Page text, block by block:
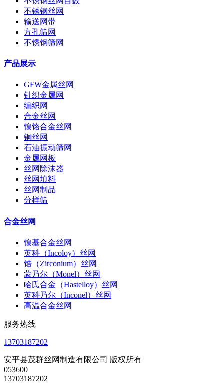
不锈钢丝网
输送网带
方孔筛网
不锈钢筛网
产品展示
GFW金属丝网
针织金属网
编织网
合金丝网
镍铬合金丝网
铜丝网
石油振动筛网
金属网板
丝网除沫器
丝网填料
丝网制品
分样筛
合金丝网
镍基合金丝网
英科（Incoloy）丝网
锆（Zirconium）丝网
蒙乃尔（Monel）丝网
哈氏合金（Hastelloy）丝网
英科乃尔（Inconel）丝网
高温合金丝网
服务热线
13703187202
安平县茂群丝网制造有限公司 版权所有
053600
13703187202